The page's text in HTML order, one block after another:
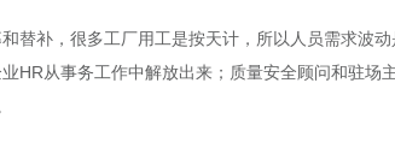
替补，很多工厂用工是按天计，所以人员需求波
HR从事务工作中解放出来；质量安全顾问和驻